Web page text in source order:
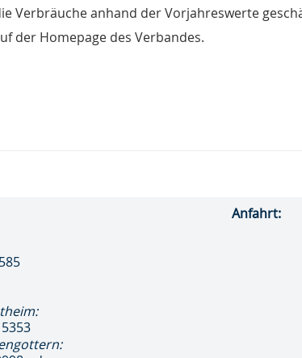
Verbräuche anhand der Vorjahreswerte
der Homepage des Verbandes.
Anfahrt: